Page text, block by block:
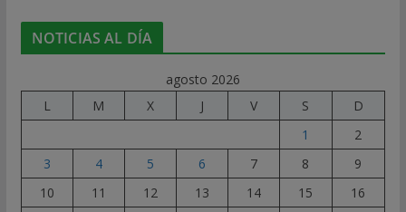
NOTICIAS AL DÍA
agosto 2026
L
M X J V S
D
1
2
3
4 5 6 7 8
9
10
11 12 13 14 15
16